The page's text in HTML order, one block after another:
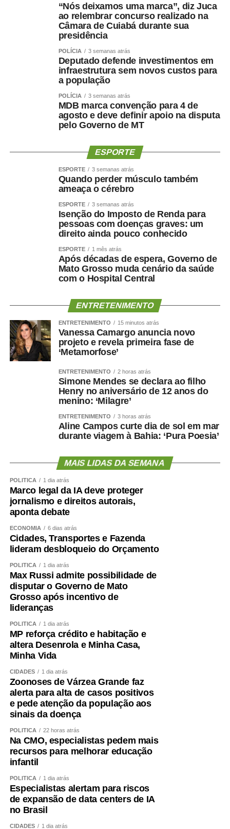
“Nós deixamos uma marca”, diz Juca
ao relembrar concurso realizado na
Câmara de Cuiabá durante sua
presidência
POLÍCIA 3 semanas atrás
Deputado defende investimentos em
infraestrutura sem novos custos para
a população
POLÍCIA 3 semanas atrás
MDB marca convenção para 4 de
agosto e deve definir apoio na disputa
pelo Governo de MT
ESPORTE
ESPORTE 3 semanas atrás
Quando perder músculo também
ameaça o cérebro
ESPORTE 3 semanas atrás
Isenção do Imposto de Renda para
pessoas com doenças graves: um
direito ainda pouco conhecido
ESPORTE 1 mês atrás
Após décadas de espera, Governo de
Mato Grosso muda cenário da saúde
com o Hospital Central
ENTRETENIMENTO
ENTRETENIMENTO 15 minutos atrás
Vanessa Camargo anuncia novo
projeto e revela primeira fase de
‘Metamorfose’
ENTRETENIMENTO 2 horas atrás
Simone Mendes se declara ao filho
Henry no aniversário de 12 anos do
menino: ‘Milagre’
ENTRETENIMENTO 3 horas atrás
Aline Campos curte dia de sol em mar
durante viagem à Bahia: ‘Pura Poesia’
MAIS LIDAS DA SEMANA
POLÍTICA 1 dia atrás
Marco legal da IA deve proteger
jornalismo e direitos autorais,
aponta debate
ECONOMIA 6 dias atrás
Cidades, Transportes e Fazenda
lideram desbloqueio do Orçamento
POLÍTICA 1 dia atrás
Max Russi admite possibilidade de
disputar o Governo de Mato
Grosso após incentivo de
lideranças
POLÍTICA 1 dia atrás
MP reforça crédito e habitação e
altera Desenrola e Minha Casa,
Minha Vida
CIDADES 1 dia atrás
Zoonoses de Várzea Grande faz
alerta para alta de casos positivos
e pede atenção da população aos
sinais da doença
POLÍTICA 22 horas atrás
Na CMO, especialistas pedem mais
recursos para melhorar educação
infantil
POLÍTICA 1 dia atrás
Especialistas alertam para riscos
de expansão de data centers de IA
no Brasil
CIDADES 1 dia atrás